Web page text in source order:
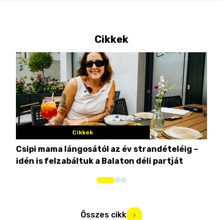
Cikkek
Cikkek
Csipi mama lángosától az év strandételéig –
idén is felzabáltuk a Balaton déli partját
Összes cikk